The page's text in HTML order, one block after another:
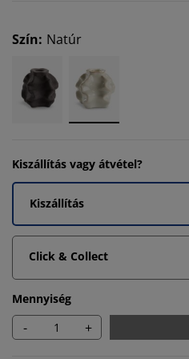
Szín: Natúr
Kiszállítás vagy átvétel?
Kiszállítás
Click & Collect
Mennyiség
- +